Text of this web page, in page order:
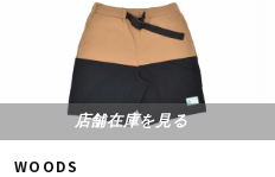
店舗在庫を見る
WOODS